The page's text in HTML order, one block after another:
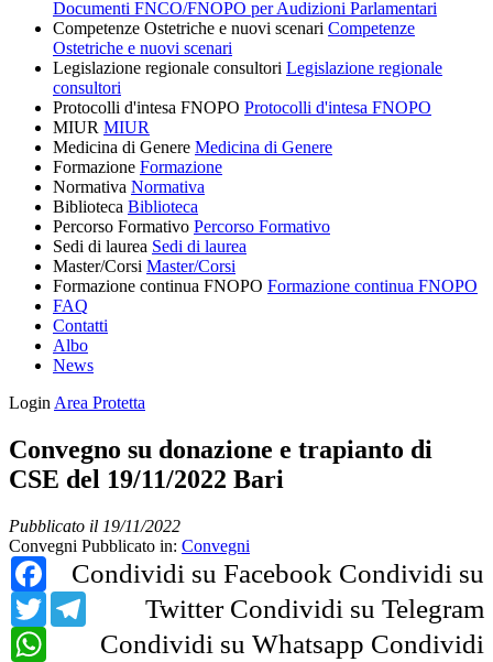
Documenti FNCO/FNOPO per Audizioni Parlamentari
Competenze Ostetriche e nuovi scenari Competenze
Ostetriche e nuovi scenari
Legislazione regionale consultori Legislazione regionale
consultori
Protocolli d'intesa FNOPO Protocolli d'intesa FNOPO
MIUR MIUR
Medicina di Genere Medicina di Genere
Formazione Formazione
Normativa Normativa
Biblioteca Biblioteca
Percorso Formativo Percorso Formativo
Sedi di laurea Sedi di laurea
Master/Corsi Master/Corsi
Formazione continua FNOPO Formazione continua FNOPO
FAQ
Contatti
Albo
News
Login Area Protetta
Convegno su donazione e trapianto di
CSE del 19/11/2022 Bari
Pubblicato il 19/11/2022
Convegni Pubblicato in: Convegni
Condividi su Facebook
Facebook
Condividi su
Twitter
Twitter Condividi su Telegram
Telegram
Condividi su Whatsapp
WhatsApp
Condividi